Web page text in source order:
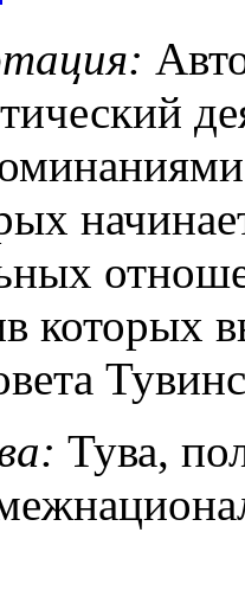
которых
Тува,